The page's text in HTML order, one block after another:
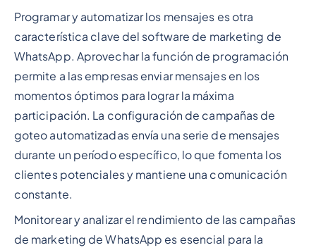
Programar y automatizar los mensajes es otra
característica clave del software de marketing de
WhatsApp. Aprovechar la función de programación
permite a las empresas enviar mensajes en los
momentos óptimos para lograr la máxima
participación. La configuración de campañas de
goteo automatizadas envía una serie de mensajes
durante un período específico, lo que fomenta los
clientes potenciales y mantiene una comunicación
constante.
Monitorear y analizar el rendimiento de las campañas
de marketing de WhatsApp es esencial para la